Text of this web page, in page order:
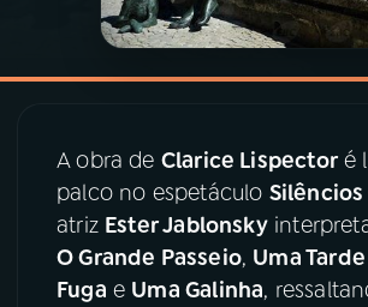
PODCASTS
07ÚLTIMAS
08PRÊMIO RÁDIO MEC
A obra de Clarice Lispectoré
palco no espetáculo Silêncios
atriz Ester Jablonsky
O Grande Passeio, Uma
Fuga e Uma Galinha,